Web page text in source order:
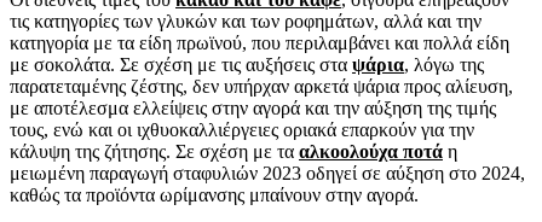
τις κατηγορίες των γλυκών και των ροφημάτων, αλλά και την
κατηγορία με τα είδη πρωϊνού, που περιλαμβάνει και πολλά είδη
με σοκολάτα. Σε σχέση με τις αυξήσεις στα ψάρια, λόγω της
παρατεταμένης ζέστης, δεν υπήρχαν αρκετά ψάρια προς αλίευση,
με αποτέλεσμα ελλείψεις στην αγορά και την αύξηση της τιμής
τους, ενώ και οι ιχθυοκαλλιέργειες οριακά επαρκούν για την
κάλυψη της ζήτησης. Σε σχέση με τα αλκοολούχα ποτά η
μειωμένη παραγωγή σταφυλιών 2023 οδηγεί σε αύξηση στο 2024,
καθώς τα προϊόντα ωρίμανσης μπαίνουν στην αγορά.